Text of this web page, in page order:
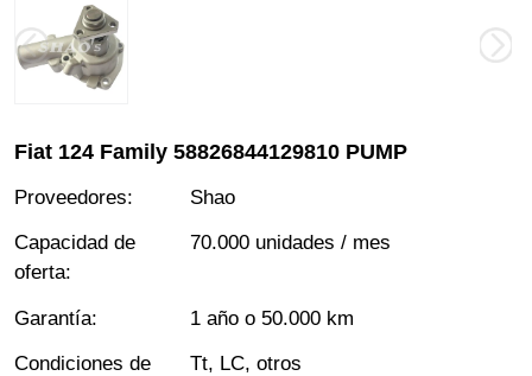
Fiat 124 Family 58826844129810 PUMP
Proveedores: Shao
Capacidad de
oferta:
70.000 unidades / mes
Garantía: 1 año o 50.000 km
Condiciones de
Tt, LC, otros